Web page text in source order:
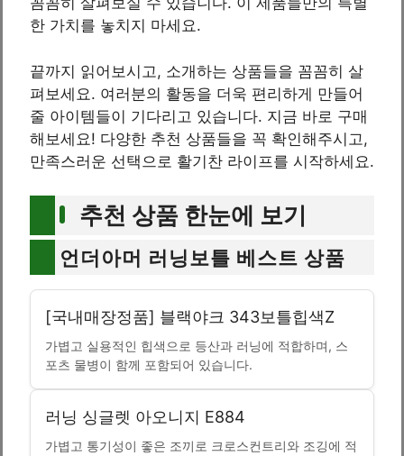
한 가치를 놓치지 마세요.
끝까지 읽어보시고, 소개하는 상품들을 꼼꼼히 살
펴보세요. 여러분의 활동을 더욱 편리하게 만들어
줄 아이템들이 기다리고 있습니다. 지금 바로 구매
해보세요! 다양한 추천 상품들을 꼭 확인해주시고,
만족스러운 선택으로 활기찬 라이프를 시작하세요.
추천 상품 한눈에 보기
언더아머 러닝보틀 베스트 상품
[국내매장정품] 블랙야크 343보틀힙색Z
가볍고 실용적인 힙색으로 등산과 러닝에 적합하며, 스
포츠 물병이 함께 포함되어 있습니다.
러닝 싱글렛 아오니지 E884
가볍고 통기성이 좋은 조끼로 크로스컨트리와 조깅에 적